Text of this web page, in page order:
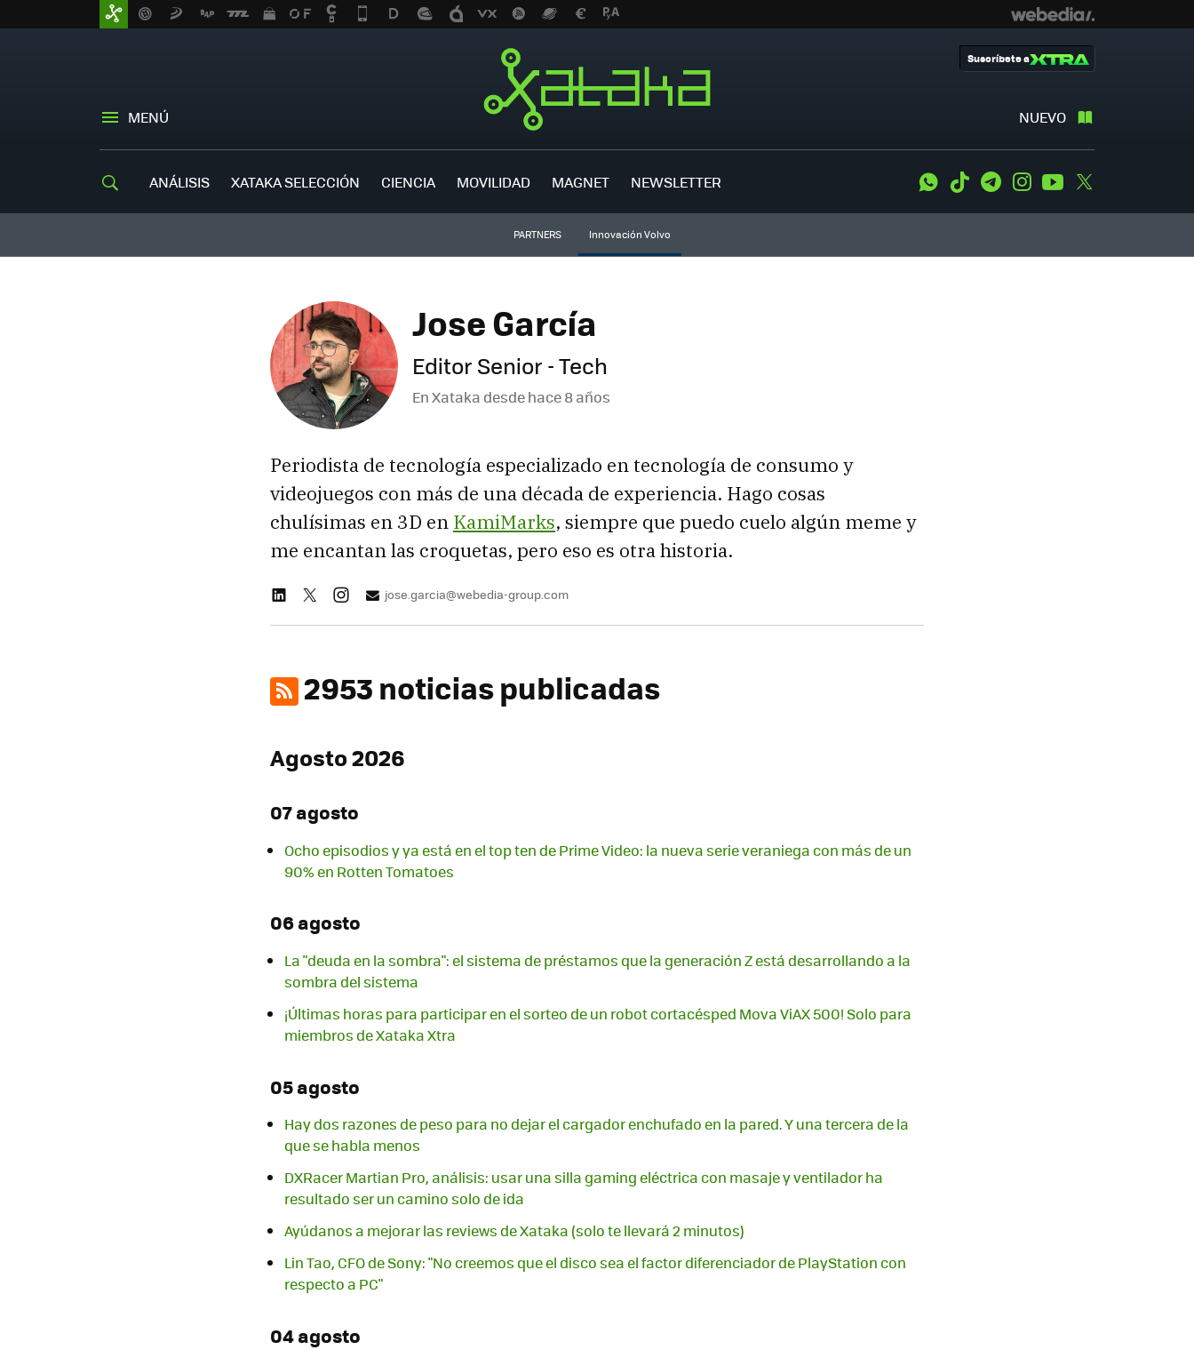
MENÚ NUEVO
Suscríbete a
ANÁLISIS XATAKA SELECCIÓN CIENCIA MOVILIDAD MAGNET NEWSLETTER WhatsApp
Tiktok TelegramInstagramYoutube
PARTNERS Innovación Volvo
Jose García
Editor Senior - Tech
En Xataka desdehace 8 años
Periodista de tecnología especializado en tecnología de consumo y
videojuegos con más de una década de experiencia. Hago cosas
chulísimas en 3D en KamiMarks, siempre que puedo cuelo algún meme y
me encantan las croquetas, pero eso es otra historia.
jose.garcia@webedia-group.com
2953 noticias publicadas
Agosto 2026
07 agosto
Ocho episodios y ya está en el top ten de Prime Video: la nueva serie veraniega con más de un
90% en Rotten Tomatoes
06 agosto
La "deuda en la sombra": el sistema de préstamos que la generación Z está desarrollando a la
sombra del sistema
¡Últimas horas para participar en el sorteo de un robot cortacésped Mova ViAX 500! Solo para
miembros de Xataka Xtra
05 agosto
Hay dos razones de peso para no dejar el cargador enchufado en la pared. Y una tercera de la
que se habla menos
DXRacer Martian Pro, análisis: usar una silla gaming eléctrica con masaje y ventilador ha
resultado ser un camino solo de ida
Ayúdanos a mejorar las reviews de Xataka (solo te llevará 2 minutos)
Lin Tao, CFO de Sony: "No creemos que el disco sea el factor diferenciador de PlayStation con
respecto a PC"
04 agosto